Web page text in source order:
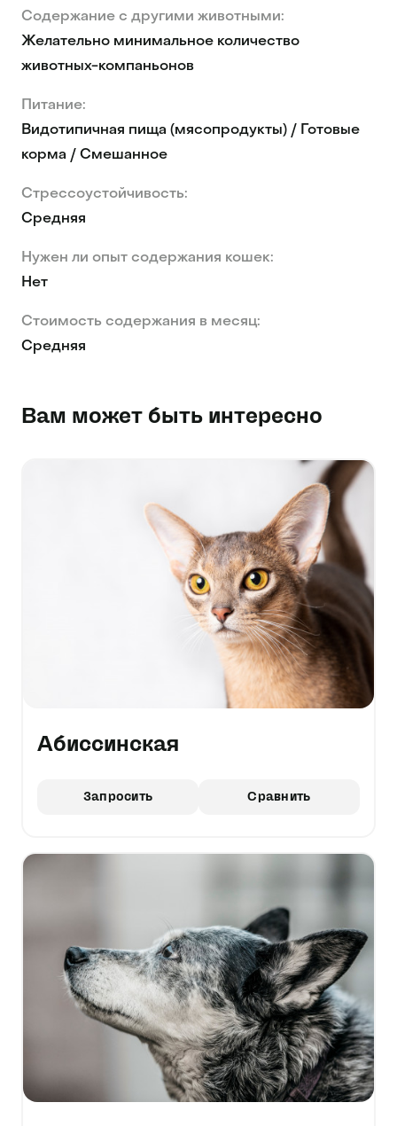
Содержание с другими животными:
Желательно минимальное количество
животных-компаньонов
Питание:
Видотипичная пища (мясопродукты) / Готовые
корма / Смешанное
Стрессоустойчивость:
Средняя
Нужен ли опыт содержания кошек:
Нет
Стоимость содержания в месяц:
Средняя
Вам может быть интересно
Абиссинская
Запросить Сравнить